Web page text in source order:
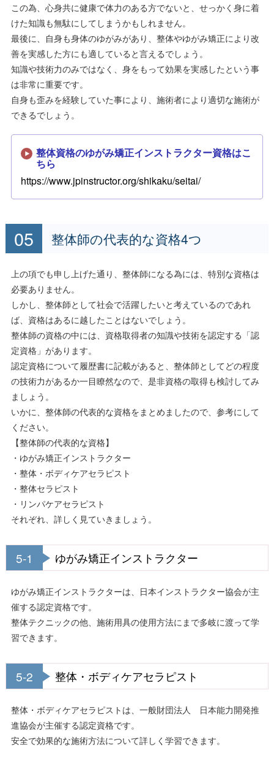
この為、心身共に健康で体力のある方でないと、せっかく身に着
けた知識も無駄にしてしまうかもしれません。
最後に、自身も身体のゆがみがあり、整体やゆがみ矯正により改
善を実感した方にも適していると言えるでしょう。
知識や技術力のみではなく、身をもって効果を実感したという事
は非常に重要です。
自身も歪みを経験していた事により、施術者により適切な施術が
できるでしょう。
整体資格のゆがみ矯正インストラクター資格はこ
ちら
https://www.jpinstructor.org/shikaku/seitai/
整体師の代表的な資格4つ
上の項でも申し上げた通り、整体師になる為には、特別な資格は
必要ありません。
しかし、整体師として社会で活躍したいと考えているのであれ
ば、資格はあるに越したことはないでしょう。
整体師の資格の中には、資格取得者の知識や技術を認定する「認
定資格」があります。
認定資格について履歴書に記載があると、整体師としてどの程度
の技術力があるか一目瞭然なので、是非資格の取得も検討してみ
ましょう。
いかに、整体師の代表的な資格をまとめましたので、参考にして
ください。
【整体師の代表的な資格】
・ゆがみ矯正インストラクター
・整体・ボディケアセラピスト
・整体セラピスト
・リンパケアセラピスト
それぞれ、詳しく見ていきましょう。
5-1 ゆがみ矯正インストラクター
ゆがみ矯正インストラクターは、日本インストラクター協会が主
催する認定資格です。
整体テクニックの他、施術用具の使用方法にまで多岐に渡って学
習できます。
5-2 整体・ボディケアセラピスト
整体・ボディケアセラピストは、一般財団法人 日本能力開発推
進協会が主催する認定資格です。
安全で効果的な施術方法について詳しく学習できます。